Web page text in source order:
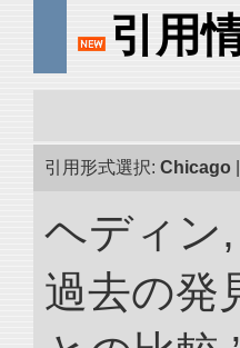
引用
引用形式選択: Chicago
ヘディン
過去の発